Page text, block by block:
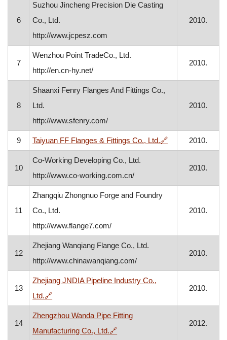
6
Suzhou Jincheng Precision Die Casting
Co., Ltd.
http://www.jcpesz.com
2010.
7
Wenzhou Point TradeCo., Ltd.
http://en.cn-hy.net/
2010.
8
Shaanxi Fenry Flanges And Fittings Co.,
Ltd.
http://www.sfenry.com/
2010.
9 Taiyuan FF Flanges & Fittings Co., Ltd.🔗, otvara se u
2010.
10
Co-Working Developing Co., Ltd.
http://www.co-working.com.cn/
2010.
11
Zhangqiu Zhongnuo Forge and Foundry
Co., Ltd.
http://www.flange7.com/
2010.
12
Zhejiang Wanqiang Flange Co., Ltd.
http://www.chinawanqiang.com/
2010.
13
Zhejiang JNDIA Pipeline Industry Co.,
Ltd.🔗, otvara se u novom prozoru
2010.
14
Zhengzhou Wanda Pipe Fitting
Manufacturing Co., Ltd.🔗, otvara se u novom prozoru
2012.